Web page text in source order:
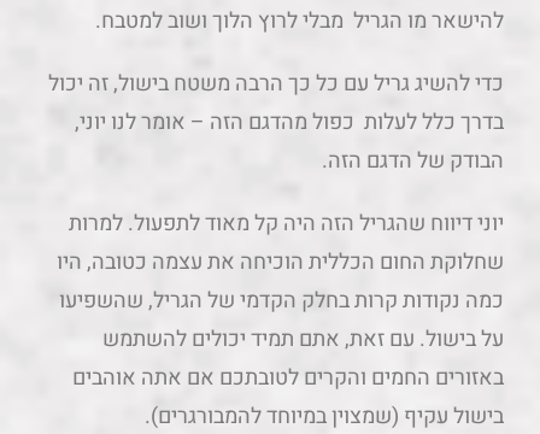
להישאר מו הגריל מבלי לרוץ הלוך ושוב למטבח.
כדי להשיג גריל עם כל כך הרבה משטח בישול, זה יכול
בדרך כלל לעלות כפול מהדגם הזה – אומר לנו יוני,
הבודק של הדגם הזה.
יוני דיווח שהגריל הזה היה קל מאוד לתפעול. למרות
שחלוקת החום הכללית הוכיחה את עצמה כטובה, היו
כמה נקודות קרות בחלק הקדמי של הגריל, שהשפיעו
על בישול. עם זאת, אתם תמיד יכולים להשתמש
באזורים החמים והקרים לטובתכם אם אתה אוהבים
בישול עקיף (שמצוין במיוחד להמבורגרים).